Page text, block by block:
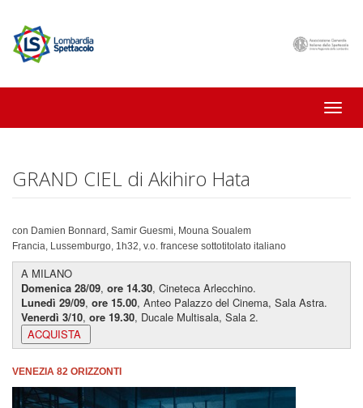
Toggle
GRAND CIEL di Akihiro Hata
con Damien Bonnard, Samir Guesmi, Mouna Soualem
Francia, Lussemburgo, 1h32, v.o. francese sottotitolato italiano
A MILANO
Domenica 28/09, ore 14.30, Cineteca Arlecchino.
Lunedì 29/09, ore 15.00, Anteo Palazzo del Cinema, Sala Astra.
Venerdì 3/10, ore 19.30, Ducale Multisala, Sala 2.
VENEZIA 82 ORIZZONTI